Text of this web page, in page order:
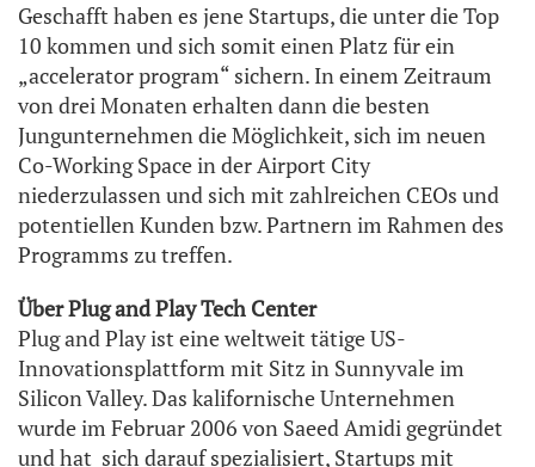
Geschafft haben es jene Startups, die unter die Top
10 kommen und sich somit einen Platz für ein
„accelerator program“ sichern. In einem Zeitraum
von drei Monaten erhalten dann die besten
Jungunternehmen die Möglichkeit, sich im neuen
Co-Working Space in der Airport City
niederzulassen und sich mit zahlreichen CEOs und
potentiellen Kunden bzw. Partnern im Rahmen des
Programms zu treffen.
Über Plug and Play Tech Center
Plug and Play ist eine weltweit tätige US-
Innovationsplattform mit Sitz in Sunnyvale im
Silicon Valley. Das kalifornische Unternehmen
wurde im Februar 2006 von Saeed Amidi gegründet
und hat sich darauf spezialisiert, Startups mit